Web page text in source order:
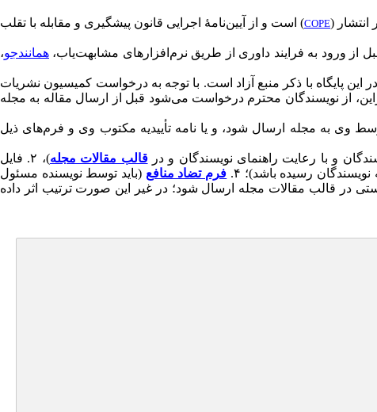
انتشار (COPE) است و از آیین‌نامۀ اجرایی قانون پیشگیری و مقابله با تقلب
از ورود به فرایند داوری از طریق نرم‌افزارهای مشابهت‌یاب، همانندجو،
این پایگاه با ذکر منبع آزاد است. با توجه به درخواست کمیسیون نشریات
از نویسندگان محترم درخواست می‌شود قبل از ارسال مقاله به مجله
وی به مجله ارسال شود، و یا نامه تأییدیه مکتوب وی و فرم‌های ذیل
قالب مقالات مجله
)، ۲. فایل
رسیده باشد)؛ ۴. فرم تضاد منافع (باید توسط نویسنده مسئول
در قالب مقالات مجله ارسال شود؛ در غیر این صورت ترتیب اثر داده